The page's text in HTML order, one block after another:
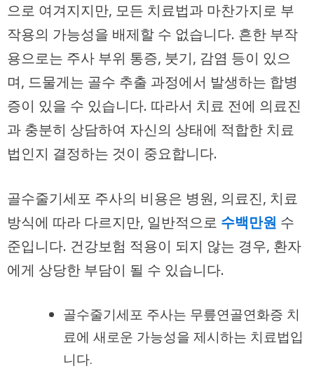
으로 여겨지지만, 모든 치료법과 마찬가지로 부
작용의 가능성을 배제할 수 없습니다. 흔한 부작
용으로는 주사 부위 통증, 붓기, 감염 등이 있으
며, 드물게는 골수 추출 과정에서 발생하는 합병
증이 있을 수 있습니다. 따라서 치료 전에 의료진
과 충분히 상담하여 자신의 상태에 적합한 치료
법인지 결정하는 것이 중요합니다.
골수줄기세포 주사의 비용은 병원, 의료진, 치료
방식에 따라 다르지만, 일반적으로 수백만원 수
준입니다. 건강보험 적용이 되지 않는 경우, 환자
에게 상당한 부담이 될 수 있습니다.
골수줄기세포 주사는 무릎연골연화증 치
료에 새로운 가능성을 제시하는 치료법입
니다.